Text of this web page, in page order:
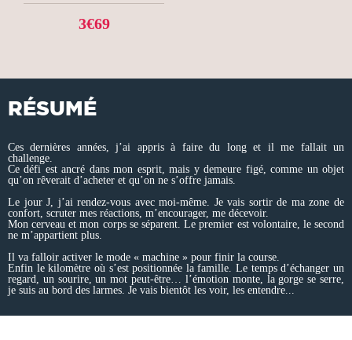
3€69
RÉSUMÉ
Ces dernières années, j’ai appris à faire du long et il me fallait un
challenge.
Ce défi est ancré dans mon esprit, mais y demeure figé, comme un objet
qu’on rêverait d’acheter et qu’on ne s’offre jamais.
Le jour J, j’ai rendez-vous avec moi-même. Je vais sortir de ma zone de
confort, scruter mes réactions, m’encourager, me décevoir.
Mon cerveau et mon corps se séparent. Le premier est volontaire, le second
ne m’appartient plus.
Il va falloir activer le mode « machine » pour finir la course.
Enfin le kilomètre où s’est positionnée la famille. Le temps d’échanger un
regard, un sourire, un mot peut-être… l’émotion monte, la gorge se serre,
je suis au bord des larmes. Je vais bientôt les voir, les entendre...